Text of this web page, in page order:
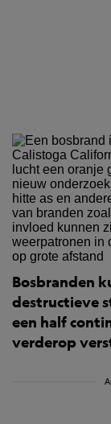
Bosbranden
destructieve
een half
verderop